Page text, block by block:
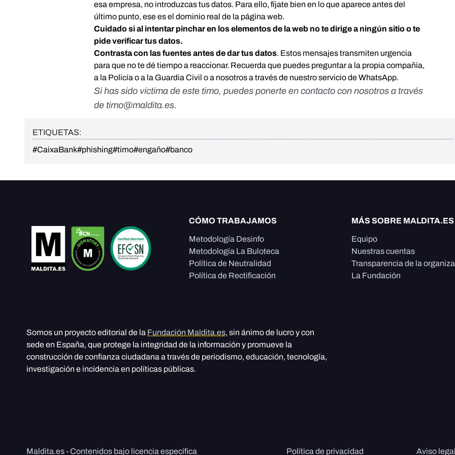
esa empresa, no introduzcas tus datos. Para ello, fíjate bien en lo que aparece antes del
último punto, ese es el dominio real de la página web.
Cuidado si al intentar pinchar en los elementos de la web no te dirige a ningún sitio o te
pide verificar tus datos.
Contrasta con las fuentes antes de dar tus datos. Estos mensajes transmiten urgencia
para que no te dé tiempo a reaccionar. Recuerda que puedes preguntar a la propia compañía,
a la Policía o a la Guardia Civil o a nosotros a través de nuestro servicio de WhatsApp.
Si has sido víctima de este timo, puedes ponerte en contacto con nosotros a través
de timo@maldita.es.
ETIQUETAS:
#CaixaBank#phishing#timo#engaño#banco
CÓMO TRABAJAMOS
Metodología Desinfo
Metodología La Buloteca
Política de Neutralidad
Política de Rectificación
MÁS SOBRE MALDITA.ES
Equipo
Nuestras cuentas
Transparencia de la
La Fundación
Somos un proyecto editorial de la Fundación Maldita.es, sin ánimo de lucro y con
sede en España, que protege la integridad de la información y promueve la
construcción de confianza ciudadana a través de periodismo, educación, tecnología,
investigación e incidencia en políticas públicas.
Maldita.es - Contenidos bajo licencia específica Política de privacidad Aviso legal